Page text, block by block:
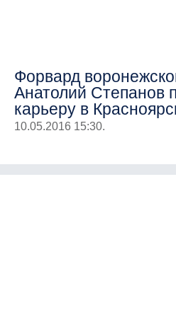
Форвард
Анатолий Степанов
карьеру в
10.05.2016 15:30.